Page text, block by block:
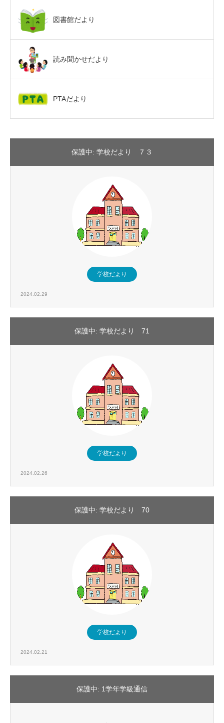
図書館だより
読み聞かせだより
PTAだより
保護中: 学校だより ７３
学校だより
2024.02.29
保護中: 学校だより 71
学校だより
2024.02.26
保護中: 学校だより 70
学校だより
2024.02.21
保護中: 1学年学級通信